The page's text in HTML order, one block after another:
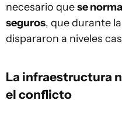
necesario quese
seguros, que durante
dispararon a niveles
La infraestructura
el conflicto